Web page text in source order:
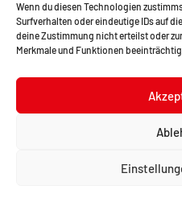
Wenn du diesen Technologien
Surfverhalten oder eindeutige IDs auf
deine Zustimmung nicht erteilst oder
Merkmale und Funktionen
© 2024 Booms und
GmbH | All